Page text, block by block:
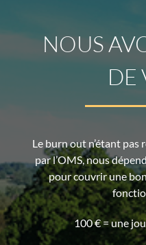
NOUS
DE
Le burn out n’étant pas
par l’OMS, nous
pour couvrir une
100 € = une